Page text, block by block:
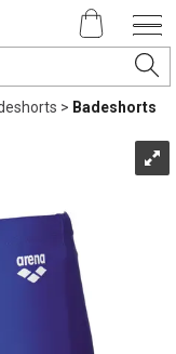
> Badeshorts